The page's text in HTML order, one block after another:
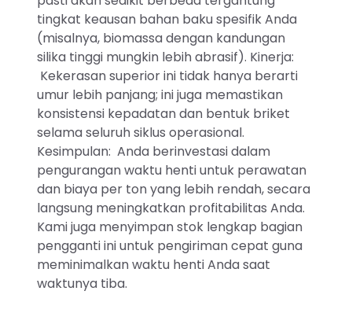
tingkat keausan bahan baku spesifik Anda
(misalnya, biomassa dengan kandungan
silika tinggi mungkin lebih abrasif). Kinerja:
Kekerasan superior ini tidak hanya berarti
umur lebih panjang; ini juga memastikan
konsistensi kepadatan dan bentuk briket
selama seluruh siklus operasional.
Kesimpulan: Anda berinvestasi dalam
pengurangan waktu henti untuk perawatan
dan biaya per ton yang lebih rendah, secara
langsung meningkatkan profitabilitas Anda.
Kami juga menyimpan stok lengkap bagian
pengganti ini untuk pengiriman cepat guna
meminimalkan waktu henti Anda saat
waktunya tiba.